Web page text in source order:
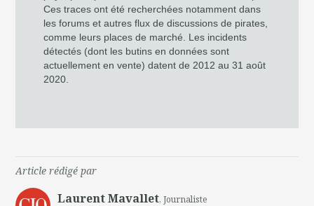
Ces traces ont été recherchées notamment dans
les forums et autres flux de discussions de pirates,
comme leurs places de marché. Les incidents
détectés (dont les butins en données sont
actuellement en vente) datent de 2012 au 31 août
2020.
Article rédigé par
Laurent Mavallet, Journaliste